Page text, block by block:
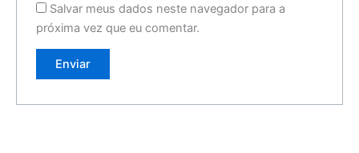
Salvar meus dados neste navegador para a
próxima vez que eu comentar.